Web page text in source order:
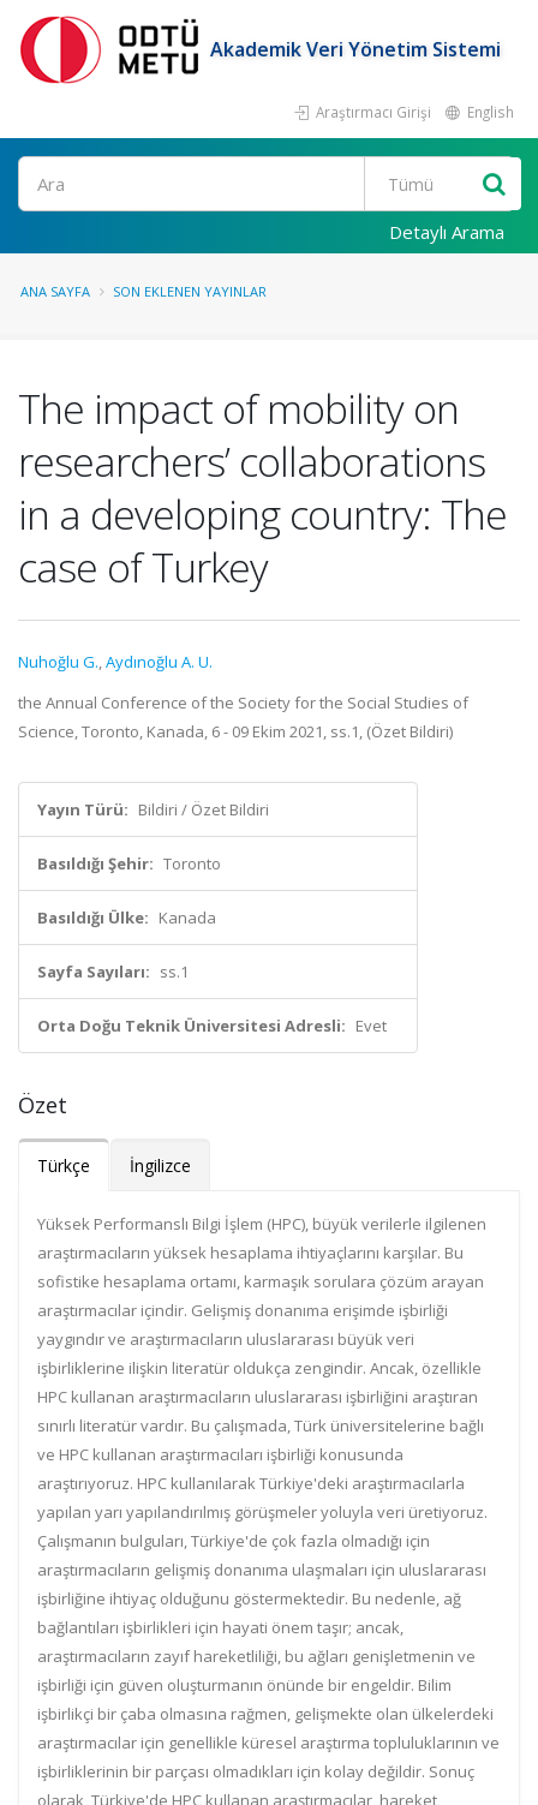
Akademik Veri Yönetim Sistemi
Araştırmacı Girişi English
Ara
Detaylı Arama
ANA SAYFA SON EKLENEN YAYINLAR
The impact of mobility on
researchers’ collaborations
in a developing country: The
case of Turkey
Nuhoğlu G.,Aydınoğlu A. U.
the Annual Conference of the Society for the Social Studies of
Science, Toronto, Kanada, 6 - 09 Ekim 2021, ss.1, (Özet Bildiri)
Yayın Türü: Bildiri / Özet Bildiri
Basıldığı Şehir: Toronto
Basıldığı Ülke: Kanada
Sayfa Sayıları: ss.1
Orta Doğu Teknik Üniversitesi Adresli: Evet
Özet
Türkçe İngilizce
Yüksek Performanslı Bilgi İşlem (HPC), büyük verilerle ilgilenen
araştırmacıların yüksek hesaplama ihtiyaçlarını karşılar. Bu
sofistike hesaplama ortamı, karmaşık sorulara çözüm arayan
araştırmacılar içindir. Gelişmiş donanıma erişimde işbirliği
yaygındır ve araştırmacıların uluslararası büyük veri
işbirliklerine ilişkin literatür oldukça zengindir. Ancak, özellikle
HPC kullanan araştırmacıların uluslararası işbirliğini araştıran
sınırlı literatür vardır. Bu çalışmada, Türk üniversitelerine bağlı
ve HPC kullanan araştırmacıları işbirliği konusunda
araştırıyoruz. HPC kullanılarak Türkiye'deki araştırmacılarla
yapılan yarı yapılandırılmış görüşmeler yoluyla veri üretiyoruz.
Çalışmanın bulguları, Türkiye'de çok fazla olmadığı için
araştırmacıların gelişmiş donanıma ulaşmaları için uluslararası
işbirliğine ihtiyaç olduğunu göstermektedir. Bu nedenle, ağ
bağlantıları işbirlikleri için hayati önem taşır; ancak,
araştırmacıların zayıf hareketliliği, bu ağları genişletmenin ve
işbirliği için güven oluşturmanın önünde bir engeldir. Bilim
işbirlikçi bir çaba olmasına rağmen, gelişmekte olan ülkelerdeki
araştırmacılar için genellikle küresel araştırma topluluklarının ve
işbirliklerinin bir parçası olmadıkları için kolay değildir. Sonuç
olarak, Türkiye'de HPC kullanan araştırmacılar, hareket